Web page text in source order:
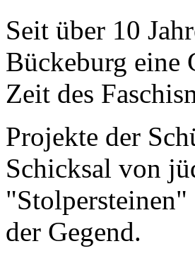
Seit über 10
Bückeburg eine
Zeit des
Projekte der
Schicksal von
"Stolpersteinen"
der Gegend.